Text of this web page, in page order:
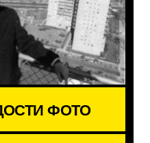
ФОТО